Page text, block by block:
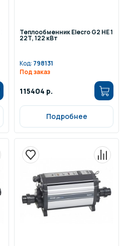
Теплообменник Elecro G2 HE 1
22T, 122 кВт
Код: 798131
Под заказ
115404 р.
Подробнее